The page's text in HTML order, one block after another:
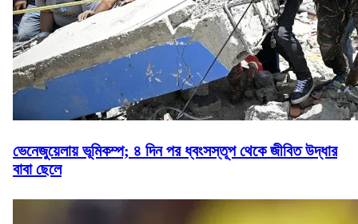
ভেনেজুয়েলায় ভূমিকম্প; ৪ দিন পর ধ্বংসস্তূপ থেকে জীবিত উদ্ধার
বাবা ছেলে